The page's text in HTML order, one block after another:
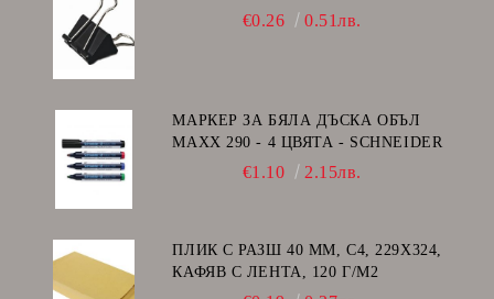
€0.26 0.51лв.
МАРКЕР ЗА БЯЛА ДЪСКА ОБЪЛ
MAXX 290 - 4 ЦВЯТА - SCHNEIDER
€1.10 2.15лв.
ПЛИК С РАЗШ 40 MM, C4, 229Х324,
КАФЯВ С ЛЕНТА, 120 Г/М2